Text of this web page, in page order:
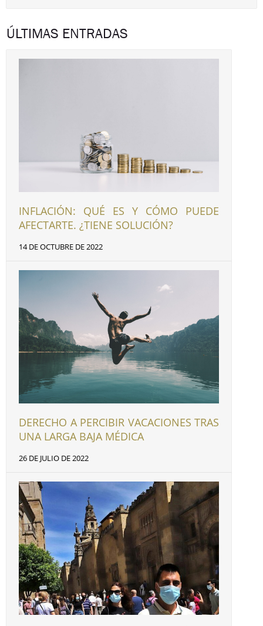
ÚLTIMAS ENTRADAS
INFLACIÓN: QUÉ ES Y CÓMO PUEDE
AFECTARTE. ¿TIENE SOLUCIÓN?
14 DE OCTUBRE DE 2022
DERECHO A PERCIBIR VACACIONES TRAS
UNA LARGA BAJA MÉDICA
26 DE JULIO DE 2022